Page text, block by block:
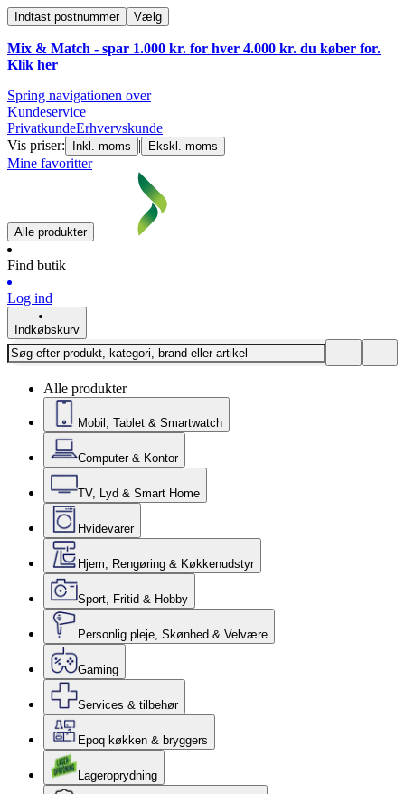
Indtast postnummer Vælg
Mix & Match - spar 1.000 kr. for hver 4.000 kr. du køber for.
Klik her
Spring navigationen over
Kundeservice
PrivatkundeErhvervskunde
Vis priser:
Inkl. moms | Ekskl. moms
Mine favoritter
Alle produkter
Find butik
Log ind
Indkøbskurv
Alle produkter
Mobil, Tablet & Smartwatch
Computer & Kontor
TV, Lyd & Smart Home
Hvidevarer
Hjem, Rengøring & Køkkenudstyr
Sport, Fritid & Hobby
Personlig pleje, Skønhed & Velvære
Gaming
Services & tilbehør
Epoq køkken & bryggers
Lageroprydning